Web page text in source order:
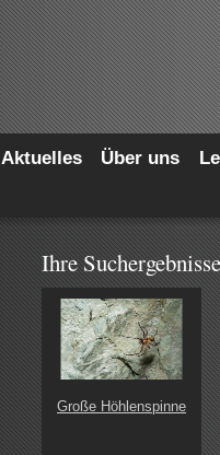
Aktuelles Über uns
Ihre
Große Höhlenspinne